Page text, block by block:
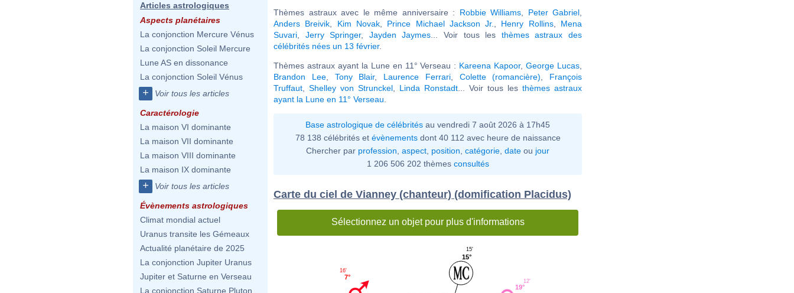
Articles astrologiques
Aspects planétaires
La conjonction Mercure Vénus
La conjonction Soleil Mercure
Lune AS en dissonance
La conjonction Soleil Vénus
+ Voir tous les articles
Caractérologie
La maison VI dominante
La maison VII dominante
La maison VIII dominante
La maison IX dominante
+ Voir tous les articles
Évènements astrologiques
Climat mondial actuel
Uranus transite les Gémeaux
Actualité planétaire de 2025
La conjonction Jupiter Uranus
Jupiter et Saturne en Verseau
La conjonction Saturne Pluton
Thèmes astraux avec le même anniversaire : Robbie Williams Peter Gabriel
Anders Breivik
Kim Novak, Prince Michael Jackson Jr. Henry Rollins, Mena
Suvari
Jerry Springer, Jayden Jaymes ... Voir tous les thèmes astraux des
célébrités nées un 13 février.
Thèmes astraux ayant la Lune en 11° Verseau : Kareena Kapoor,George Lucas
Brandon Lee, Tony Blair, Laurence Ferrari, Colette (romancière)
François
Truffaut
Shelley von Strunckel Linda Ronstadt ... Voir tous les thèmes astraux
ayant la Lune en 11° Verseau
Base astrologique de célébrités au vendredi 7 août 2026 à 17h45
78 138 célébrités et évènementsdont 40 112 avec heure de naissance
Chercher par profession aspect position catégorie date ou jour
1 206 506 202 thèmes consultés
Carte du ciel de Vianney (chanteur) (domification Placidus)
Sélectionnez un objet pour plus d'informations
19°
12'
15°
15'
7°
16'